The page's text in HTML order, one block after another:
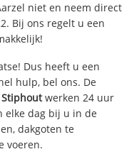
niet en neem direct
Bij ons regelt u een
Dus heeft u een
hulp, bel ons. De
Stiphout werken 24 uur
elke dag bij u in de
dakgoten te
voeren.